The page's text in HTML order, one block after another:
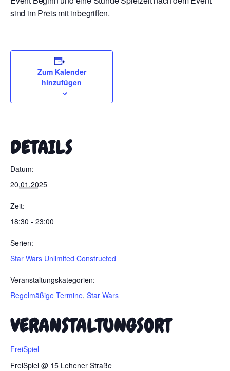
sind im Preis mit inbegriffen.
Zum Kalender
hinzufügen
DETAILS
Datum:
20.01.2025
Zeit:
18:30 - 23:00
Serien:
Star Wars Unlimited Constructed
Veranstaltungskategorien:
Regelmäßige Termine, Star Wars
VERANSTALTUNGSORT
FreiSpiel
FreiSpiel @ 15 Lehener Straße